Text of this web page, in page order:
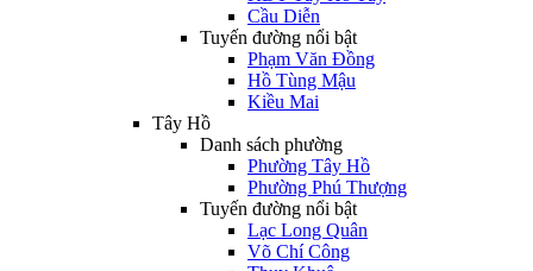
Cầu Diễn
Tuyến đường nổi bật
Phạm Văn Đồng
Hồ Tùng Mậu
Kiều Mai
Tây Hồ
Danh sách phường
Phường Tây Hồ
Phường Phú Thượng
Tuyến đường nổi bật
Lạc Long Quân
Võ Chí Công